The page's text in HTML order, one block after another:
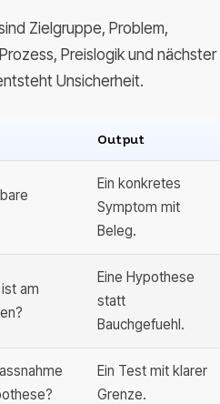
Zielgruppe, Problem,
Preislogik und nächster
Unsicherheit.
Output
Ein konkretes
Symptom mit
Beleg.
am
Eine Hypothese
statt
Bauchgefuehl.
Ein Test mit klarer
Grenze.